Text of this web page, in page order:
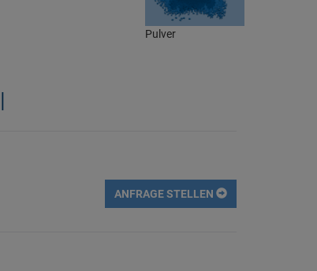
Pulver
ANFRAGE STELLEN